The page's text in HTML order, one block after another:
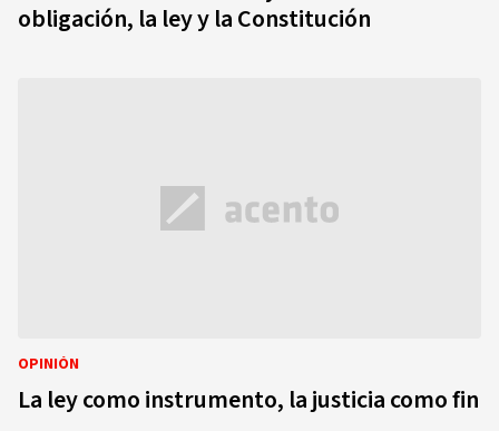
obligación, la ley y la Constitución
OPINIÓN
La ley como instrumento, la justicia como fin